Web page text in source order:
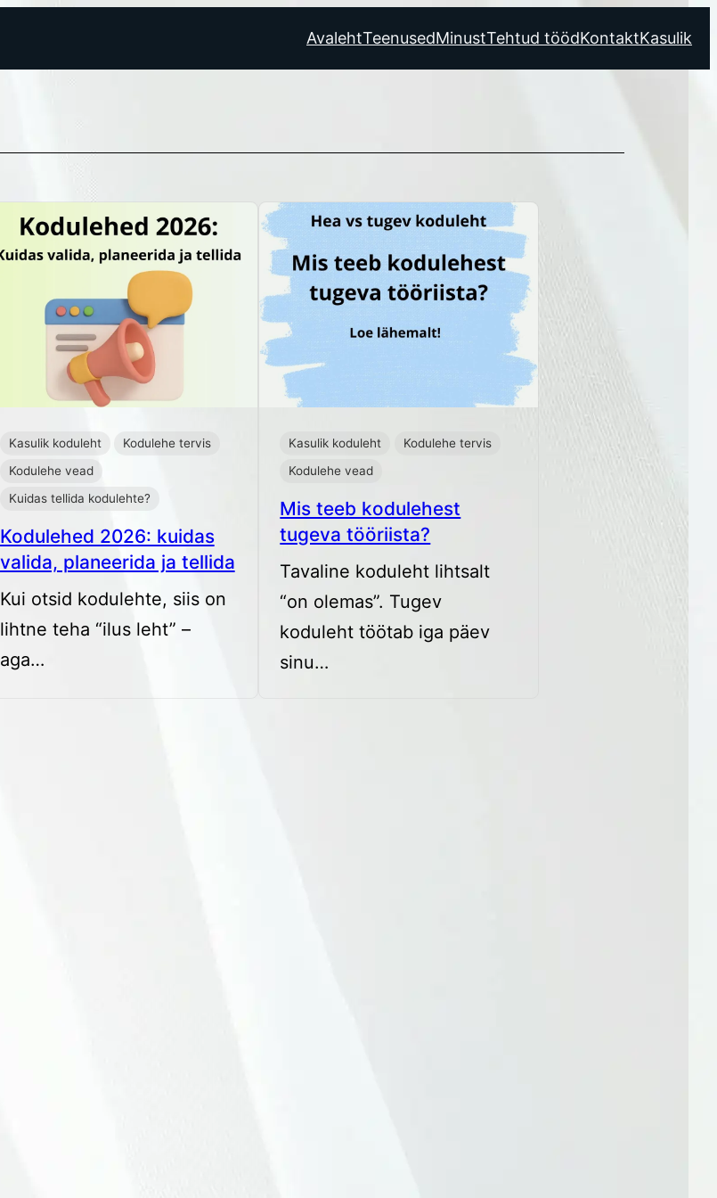
AvalehtTeenusedMinustTehtud töödKontaktKasulik
Kasulik koduleht
Kodulehe tervis
Kodulehe vead
Kuidas tellida kodulehte?
Kodulehed 2026: kuidas
valida, planeerida ja tellida
Kui otsid kodulehte, siis on
lihtne teha “ilus leht” –
aga…
Kasulik koduleht
Kodulehe tervis
Kodulehe vead
Mis teeb kodulehest
tugeva tööriista?
Tavaline koduleht lihtsalt
“on olemas”. Tugev
koduleht töötab iga päev
sinu…